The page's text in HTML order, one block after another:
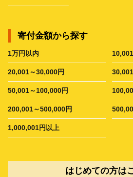
寄付金額から探す
1万円以内
20,001～30,000円
50,001～100,000円
200,001～500,000円
1,000,001円以上
はじめての方は